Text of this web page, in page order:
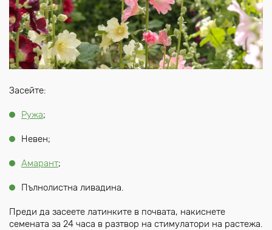
Засейте:
Ружа;
Невен;
Амарант;
Пълнолистна ливадина.
Преди да засеете латинките в почвата, накиснете
семената за 24 часа в разтвор на стимулатори на растежа.